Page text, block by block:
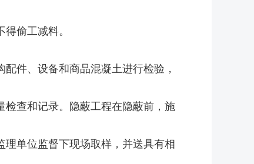
偷工减料。
件、设备和商品混凝土进行检验，
查和记录。隐蔽工程在隐蔽前，施
单位监督下现场取样，并送具有相